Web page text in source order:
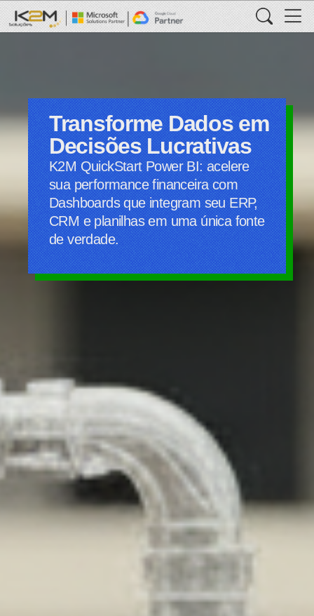
Transforme Dados em
Decisões Lucrativas
K2M QuickStart Power BI: acelere
sua performance financeira com
Dashboards que integram seu ERP,
CRM e planilhas em uma única fonte
de verdade.